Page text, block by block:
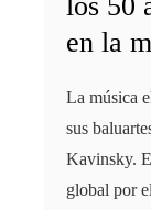
en la
La música
sus
Kavinsky.
global por